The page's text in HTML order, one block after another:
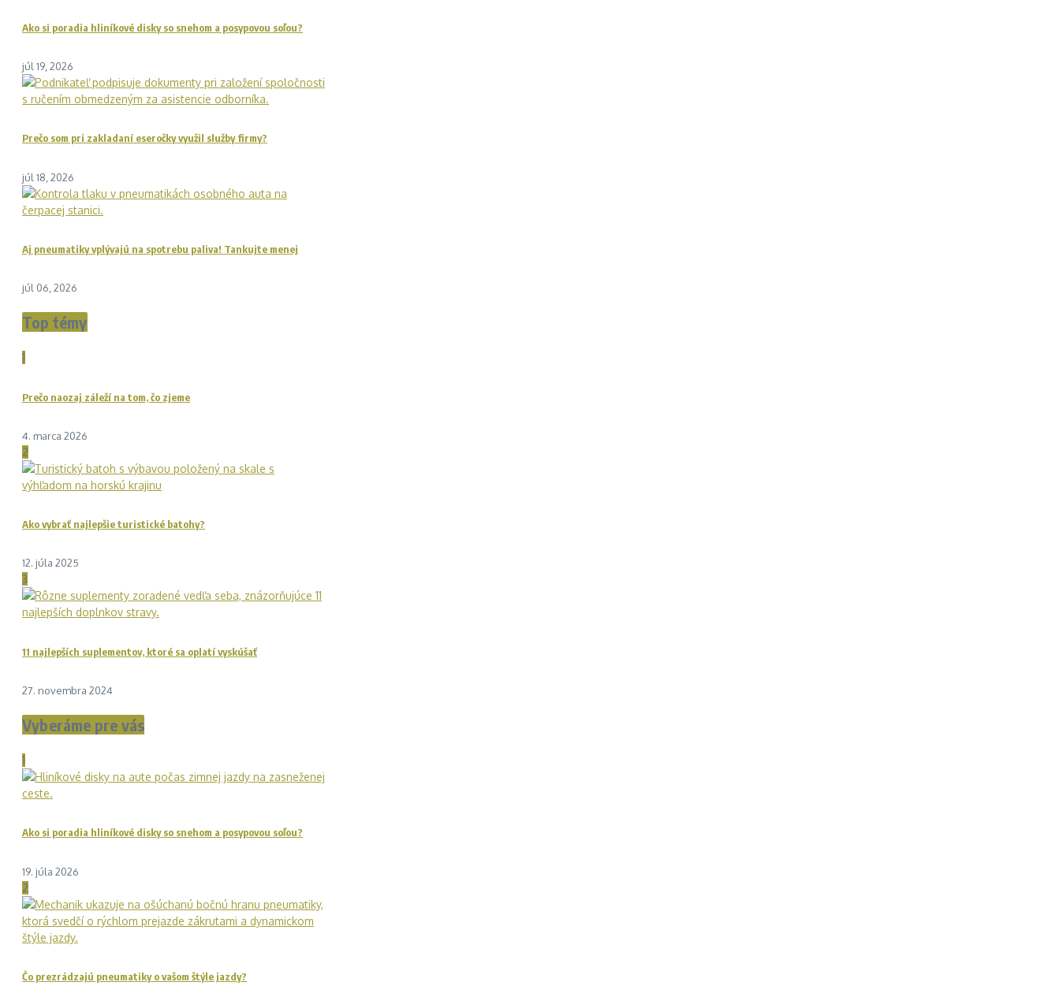
Ako si poradia hliníkové disky so snehom a posypovou soľou?
júl 19, 2026
Prečo som pri zakladaní eseročky využil služby firmy?
júl 18, 2026
Aj pneumatiky vplývajú na spotrebu paliva! Tankujte menej
júl 06, 2026
Top témy
1
Prečo naozaj záleží na tom, čo zjeme
4. marca 2026
2
Ako vybrať najlepšie turistické batohy?
12. júla 2025
3
11 najlepších suplementov, ktoré sa oplatí vyskúšať
27. novembra 2024
Vyberáme pre vás
1
Ako si poradia hliníkové disky so snehom a posypovou soľou?
19. júla 2026
2
Čo prezrádzajú pneumatiky o vašom štýle jazdy?